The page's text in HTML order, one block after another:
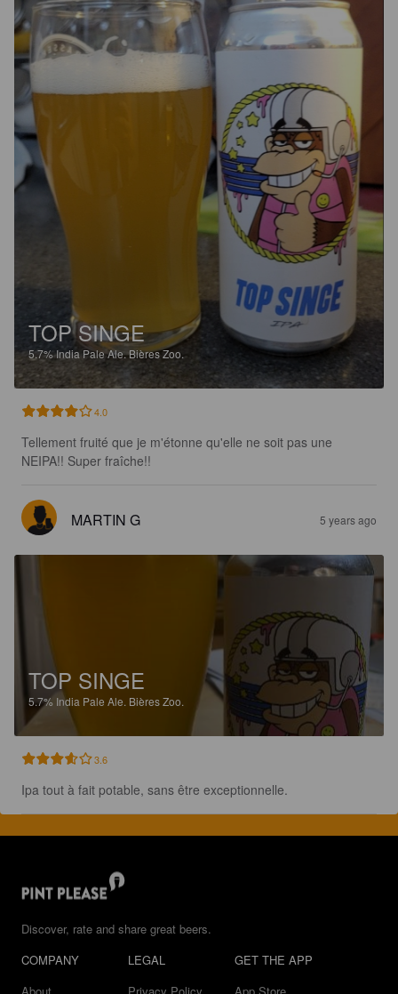
TOP SINGE
5.7%India Pale Ale.Bières Zoo.
4.0
Tellement fruité que je m'étonne qu'elle ne soit pas une
NEIPA!! Super fraîche!!
MARTIN G 5 years ago
TOP SINGE
5.7% India Pale Ale. Bières Zoo.
3.6
Ipa tout à fait potable, sans être exceptionnelle.
Discover, rate and share great beers.
COMPANY
LEGAL
GET THE APP